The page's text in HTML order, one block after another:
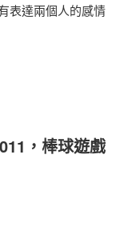
表達兩個人的感情
，棒球遊戲